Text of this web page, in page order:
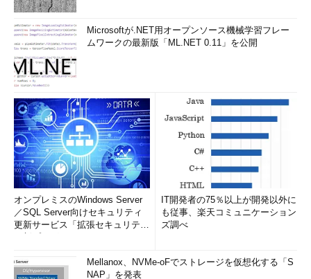
Microsoftが.NET用オープンソース機械学習フレー
ムワークの最新版「ML.NET 0.11」を公開
オンプレミスのWindows Server
／SQL Server向けセキュリティ
更新サービス「拡張セキュリティ
IT開発者の75％以上が開発以外に
も従事、楽天コミュニケーション
ズ調べ
Mellanox、NVMe-oFでストレージを仮想化する「S
NAP」を発表